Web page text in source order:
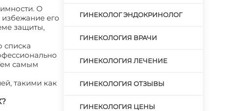
О
его
защиты,
списка
самым
такими как
ГИНЕКОЛОГ ЭНДОКРИНОЛОГ
ГИНЕКОЛОГИЯ ВРАЧИ
ГИНЕКОЛОГИЯ ЛЕЧЕНИЕ
ГИНЕКОЛОГИЯ ОТЗЫВЫ
ГИНЕКОЛОГИЯ ЦЕНЫ